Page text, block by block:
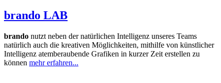
brando LAB
brando nutzt neben der natürlichen Intelligenz unseres Teams
natürlich auch die kreativen Möglichkeiten, mithilfe von künstlicher
Intelligenz atemberaubende Grafiken in kurzer Zeit erstellen zu
können mehr erfahren...